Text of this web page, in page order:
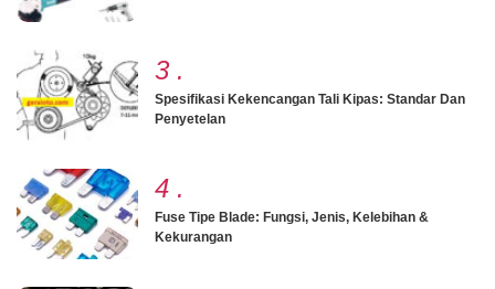
3 .
Spesifikasi Kekencangan Tali Kipas: Standar Dan
Penyetelan
4 .
Fuse Tipe Blade: Fungsi, Jenis, Kelebihan &
Kekurangan